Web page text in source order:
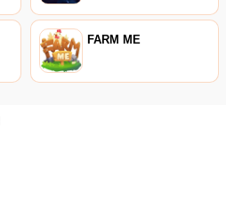
FARM ME